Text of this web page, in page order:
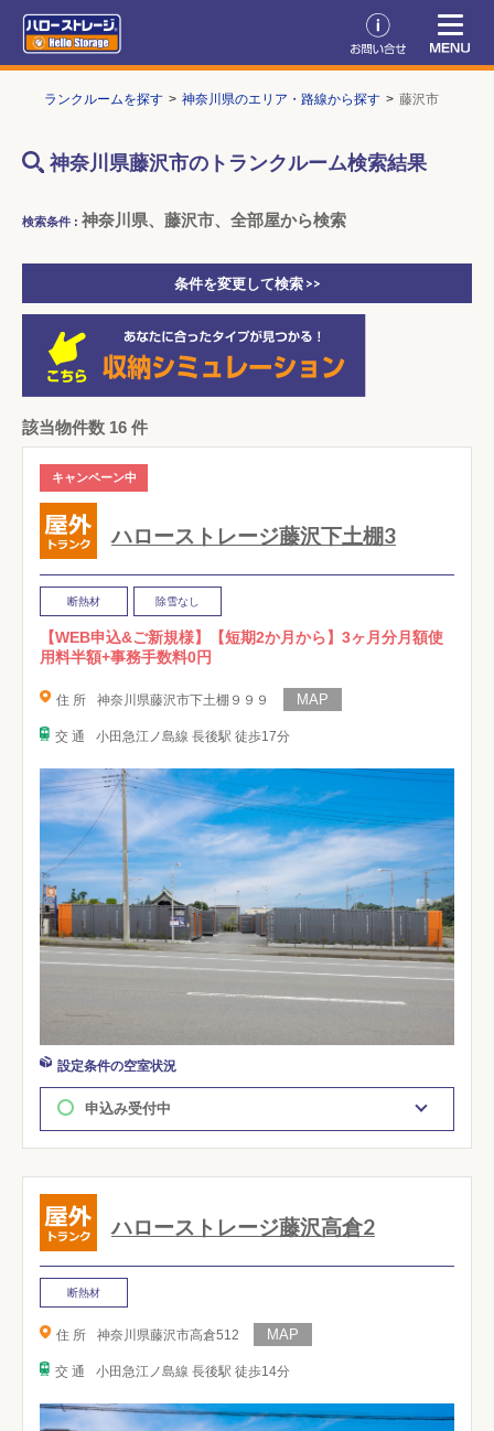
トランクルームを探す 神奈川県のエリア・路線から探す 藤沢市
神奈川県藤沢市のトランクルーム検索結果
検索条件 : 神奈川県、藤沢市、全部屋から検索
条件を変更して検索 >>
該当物件数 16 件
キャンペーン中
ハローストレージ藤沢下土棚3
断熱材 除雪なし
【WEB申込&ご新規様】【短期2か月から】3ヶ月分月額使
用料半額+事務手数料0円
住 所 神奈川県藤沢市下土棚９９９
交 通 小田急江ノ島線 長後駅 徒歩17分
設定条件の空室状況
申込み受付中
ハローストレージ藤沢高倉2
断熱材
住 所 神奈川県藤沢市高倉512
交 通 小田急江ノ島線 長後駅 徒歩14分